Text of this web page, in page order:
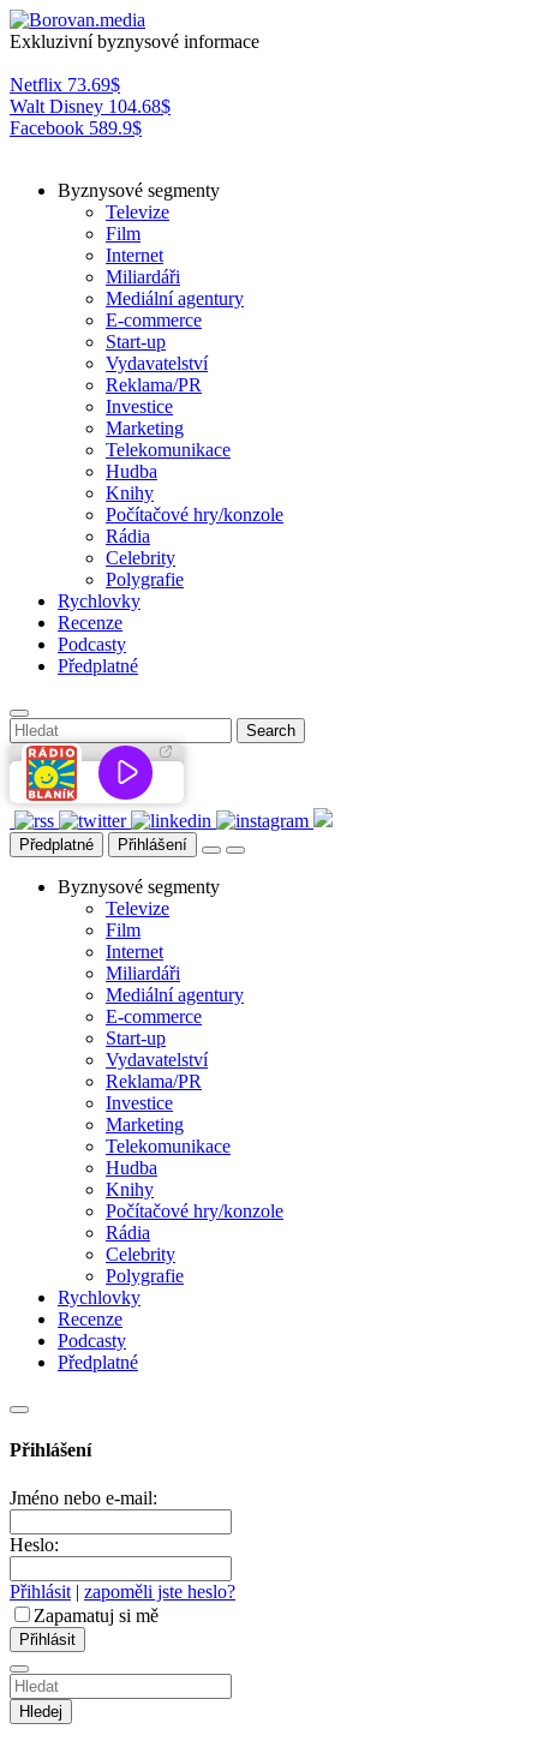
Exkluzivní byznysové informace
Netflix 73.69$
Walt Disney 104.68$
Facebook 589.9$
Byznysové segmenty
Televize
Film
Internet
Miliardáři
Mediální agentury
E-commerce
Start-up
Vydavatelství
Reklama/PR
Investice
Marketing
Telekomunikace
Hudba
Knihy
Počítačové hry/konzole
Rádia
Celebrity
Polygrafie
Rychlovky
Recenze
Podcasty
Předplatné
Předplatné Přihlášení
Byznysové segmenty
Televize
Film
Internet
Miliardáři
Mediální agentury
E-commerce
Start-up
Vydavatelství
Reklama/PR
Investice
Marketing
Telekomunikace
Hudba
Knihy
Počítačové hry/konzole
Rádia
Celebrity
Polygrafie
Rychlovky
Recenze
Podcasty
Předplatné
Přihlášení
Jméno nebo e-mail:
Heslo:
Přihlásit | zapoměli jste heslo?
Zapamatuj si mě
Hledej